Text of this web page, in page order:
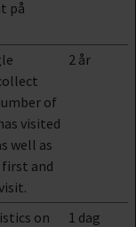
på
of
visited
well as
and
2 år
on
1 dag